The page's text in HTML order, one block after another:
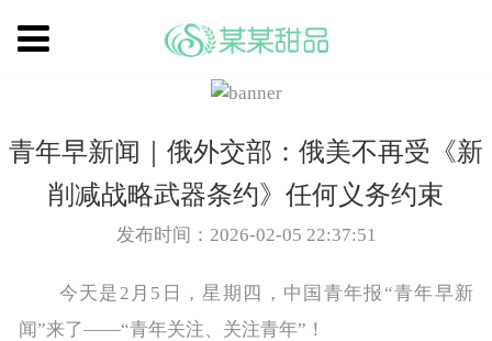
青年早新闻｜俄外交部：俄美不再受《新
削减战略武器条约》任何义务约束
发布时间：2026-02-05 22:37:51
今天是2月5日，星期四，中国青年报“青年早新
闻”来了——“青年关注、关注青年”！